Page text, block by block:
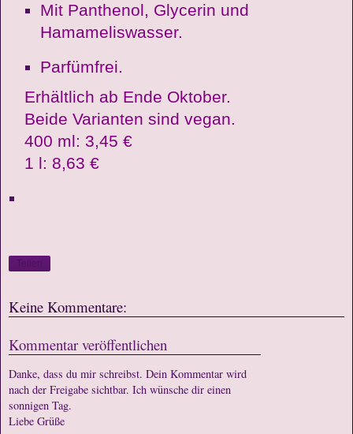
Mit Panthenol, Glycerin und
Hamameliswasser.
Parfümfrei.
Erhältlich ab Ende Oktober.
Beide Varianten sind vegan.
400 ml: 3,45 €
1 l: 8,63 €
Keine Kommentare:
Kommentar veröffentlichen
Danke, dass du mir schreibst. Dein Kommentar wird
nach der Freigabe sichtbar. Ich wünsche dir einen
sonnigen Tag.
Liebe Grüße